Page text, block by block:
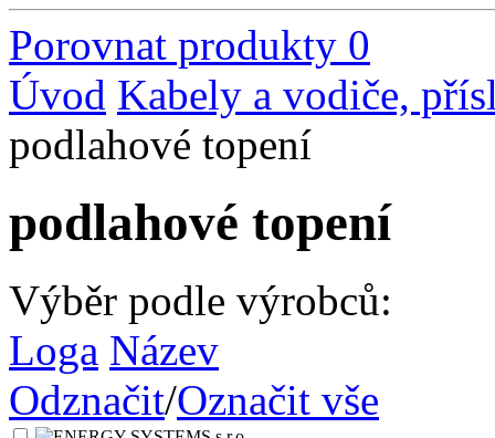
Porovnat produkty 0
Úvod Kabely a vodiče,
podlahové topení
podlahové topení
Výběr podle výrobců:
Loga Název
Odznačit/Označit vše